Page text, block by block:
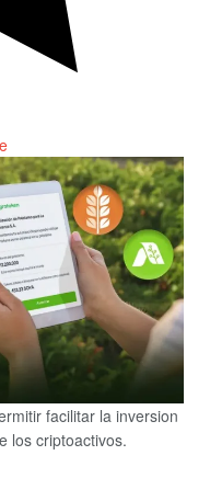
e
facilitar la inversion
los criptoactivos.